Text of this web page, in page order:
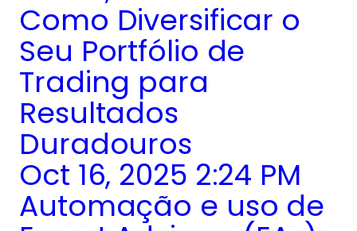
Como Diversificar o
Seu Portfólio de
Trading para
Resultados
Duradouros
Oct 16, 2025 2:24 PM
Automação e uso de